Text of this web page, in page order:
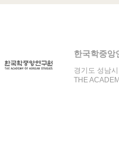
한국학중앙
경기도 성남
THE